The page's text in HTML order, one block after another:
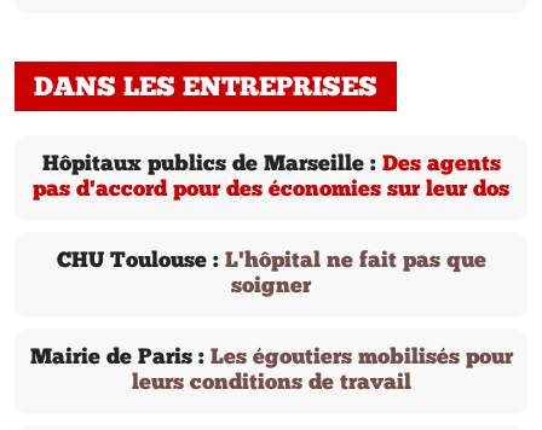
DANS LES ENTREPRISES
Hôpitaux publics de Marseille : Des agents
pas d'accord pour des économies sur leur dos
CHU Toulouse : L'hôpital ne fait pas que
soigner
Mairie de Paris : Les égoutiers mobilisés pour
leurs conditions de travail